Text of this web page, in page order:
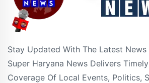
Stay Updated With The Latest News
Super Haryana News Delivers
Coverage Of Local Events, Politics,